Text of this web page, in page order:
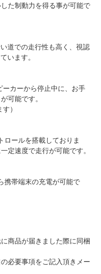
た制動力を得る事が可能で
道での走行性も高く、視認
います。
カーから停止中に、お手
可能です。
）
ロールを搭載しておりま
定速度で走行が可能です。
携帯端末の充電が可能で
商品が届きました際に同梱
必要事項をご記入頂きメー